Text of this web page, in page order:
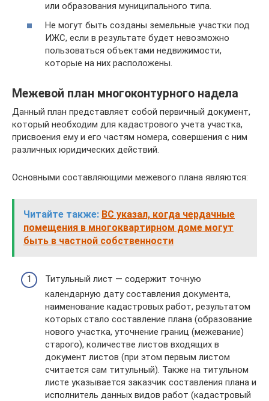
или образования муниципального типа.
Не могут быть созданы земельные участки под
ИЖС, если в результате будет невозможно
пользоваться объектами недвижимости,
которые на них расположены.
Межевой план многоконтурного надела
Данный план представляет собой первичный документ,
который необходим для кадастрового учета участка,
присвоения ему и его частям номера, совершения с ним
различных юридических действий.
Основными составляющими межевого плана являются:
Читайте также: ВС указал, когда чердачные
помещения в многоквартирном доме могут
быть в частной собственности
Титульный лист — содержит точную
календарную дату составления документа,
наименование кадастровых работ, результатом
которых стало составление плана (образование
нового участка, уточнение границ (межевание)
старого), количестве листов входящих в
документ листов (при этом первым листом
считается сам титульный). Также на титульном
листе указывается заказчик составления плана и
исполнитель данных видов работ (кадастровый